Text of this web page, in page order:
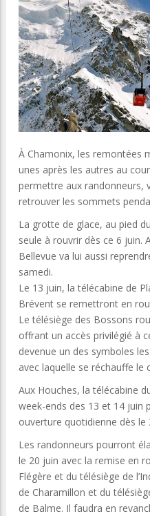
À Chamonix, les remontées
unes après les autres au
permettre aux randonneurs,
retrouver les sommets
La grotte de glace, au pied
seule à rouvrir dès ce 6 juin.
Bellevue va lui aussi
samedi.
Le 13 juin, la télécabine de
Brévent se remettront en
Le télésiège des Bossons
offrant un accès privilégié à
devenue un des symboles
avec laquelle se réchauffe le
Aux Houches, la télécabine
week-ends des 13 et 14 juin
ouverture quotidienne dès le
Les randonneurs pourront
le 20 juin avec la remise en
Flégère et du télésiège de
de Charamillon et du
de Balme. Il faudra en